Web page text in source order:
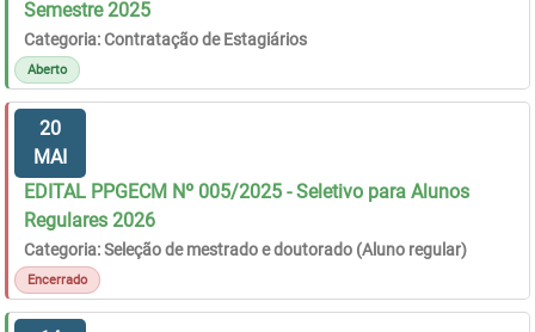
Semestre 2025
Categoria: Contratação de Estagiários
Aberto
20
MAI
EDITAL PPGECM Nº 005/2025 - Seletivo para Alunos
Regulares 2026
Categoria: Seleção de mestrado e doutorado (Aluno regular)
Encerrado